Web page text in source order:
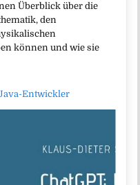
Überblick über die
den
können und wie sie
Entwickler